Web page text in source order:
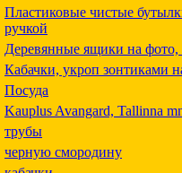
Пластиковые чистые
ручкой
Деревянные ящики на фото,
Кабачки, укроп зонтиками
Посуда
Kauplus Avangard, Tallinna
трубы
черную смородину